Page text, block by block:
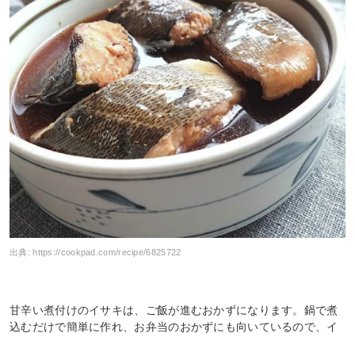
出典:https://cookpad.com/recipe/6825722
甘辛い煮付けのイサキは、ご飯が進むおかずになります。鍋で煮
込むだけで簡単に作れ、お弁当のおかずにも向いているので、イ